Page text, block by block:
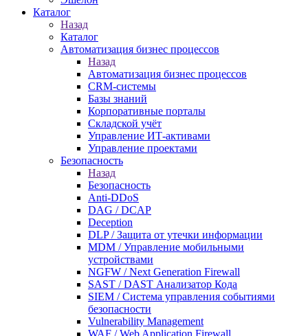
Каталог
Назад
Каталог
Автоматизация бизнес процессов
Назад
Автоматизация бизнес процессов
CRM-системы
Базы знаний
Корпоративные порталы
Складской учёт
Управление ИТ-активами
Управление проектами
Безопасность
Назад
Безопасность
Anti-DDoS
DAG / DCAP
Deception
DLP / Защита от утечки информации
MDM / Управление мобильными
устройствами
NGFW / Next Generation Firewall
SAST / DAST Анализатор Кода
SIEM / Система управления событиями
безопасности
Vulnerability Management
WAF / Web Application Firewall